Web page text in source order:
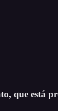
que está